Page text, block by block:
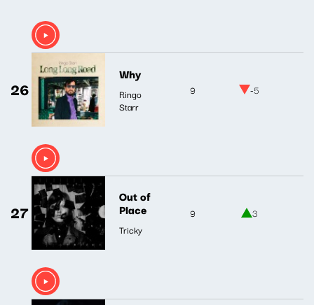
26
Why
Ringo
Starr
9 -5
27
Out of
Place
Tricky
9 3